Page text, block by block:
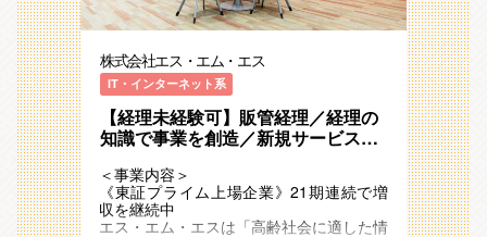
例）介護事業者向け業界特化型SaaS、
ICTを活用した生活習慣病重症化予防のリ
医療介護従事者向け専門情報コミュニティ
サイトやキャリア支援
2011年の東証一部（現：プライム）上場
後も国内外で新規事業の創出をさらに加速
させており、
21期連続で増収のメガベンチャー企業と
して存在感を強めています。
また、アジア・ヨーロッパ・オセアニアな
ど海外17ヵ国でも事業を展開しており、
株式会社エス・エム・エス
IT・インターネット系
【経理未経験可】販管経理／経理の
知識で事業を創造／新規サービスの
う販管経理担当
＜事業内容＞
《東証プライム上場企業》21期連続で増
収を継続中
エス・エム・エスは「高齢社会に適した情